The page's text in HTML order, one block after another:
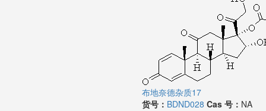
布地奈德杂质17
货号： BDND028 Cas 号： NA